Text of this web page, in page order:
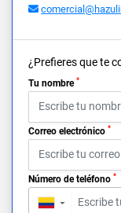
¿Prefieres que te
Tu nombre *
Correo electrónico *
Número de teléfono *
▼